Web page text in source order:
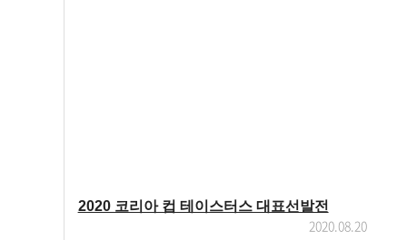
2020 코리아 컵 테이스터스 대표선발전
2020.08.20